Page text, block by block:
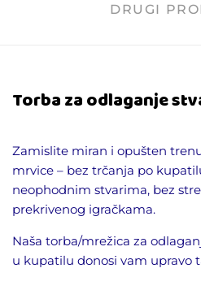
DRUGI
Torba za odlaganje
Zamislite miran i opušten
mrvice – bez trčanja po
neophodnim stvarima, bez
prekrivenog igračkama.
Naša torba/mrežica za
u kupatilu donosi vam upravo